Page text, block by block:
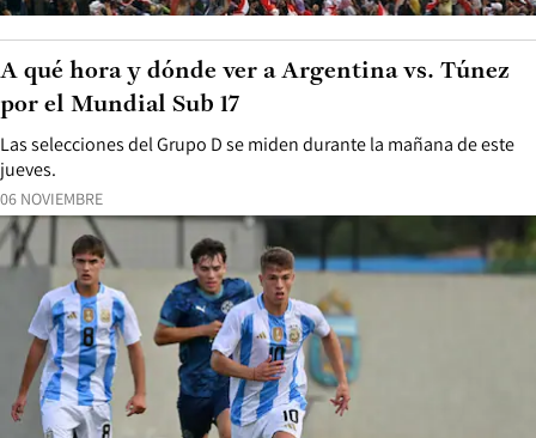
06 NOVIEMBRE
Las selecciones del Grupo D se miden durante la mañana de este
jueves.
A qué hora y dónde ver a Argentina vs. Túnez
por el Mundial Sub 17